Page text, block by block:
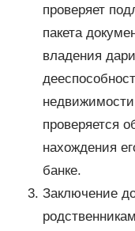
проверяет
пакета
владения
проверяется
нахождения
банке.
Заключение